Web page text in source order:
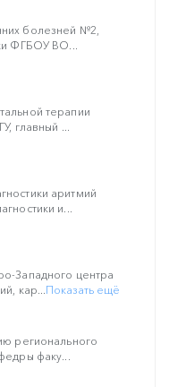
болезней №2,
ФГБОУ ВО...
терапии
главный ...
аритмий
и...
Западного центра
кар...Показать ещё
регионального
факу...